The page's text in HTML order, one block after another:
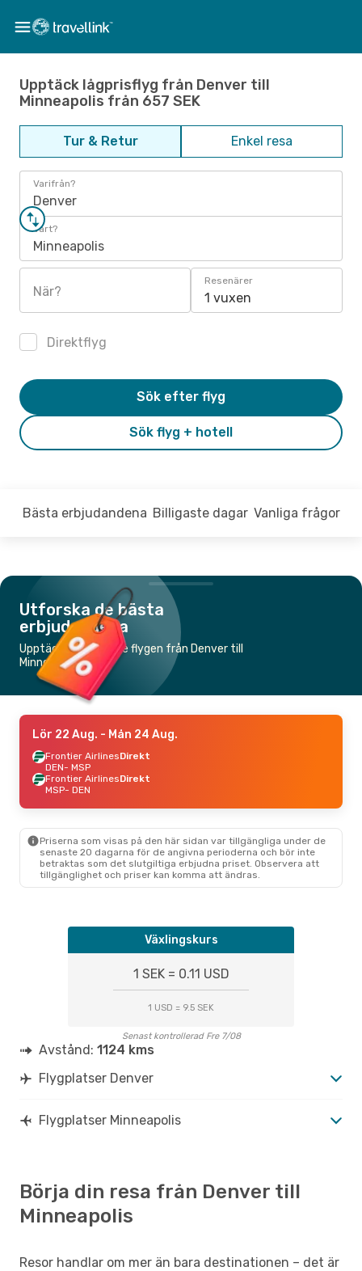
Upptäck lågprisflyg från Denver till
Minneapolis från 657 SEK
Tur & Retur Enkel resa
Varifrån?
Denver
Vart?
Minneapolis
När?
Resenärer
1 vuxen
Direktflyg
Sök flyg + hotell
Sök efter flyg
Bästa erbjudandena Billigaste dagar Vanliga frågor
Utforska de bästa
erbjudandena
Upptäck de billigaste flygen från Denver till
Minneapolis
Lör 22 Aug. - Mån 24 Aug.
Frontier AirlinesDirekt
DEN- MSP
Frontier AirlinesDirekt
MSP- DEN
Priserna som visas på den här sidan var tillgängliga under de
senaste 20 dagarna för de angivna perioderna och bör inte
betraktas som det slutgiltiga erbjudna priset. Observera att
tillgänglighet och priser kan komma att ändras.
Växlingskurs
1 SEK = 0.11 USD
1 USD = 9.5 SEK
Senast kontrollerad Fre 7/08
Avstånd: 1124 kms
Flygplatser Denver
Flygplatser Minneapolis
Börja din resa från Denver till
Minneapolis
Resor handlar om mer än bara destinationen – det är